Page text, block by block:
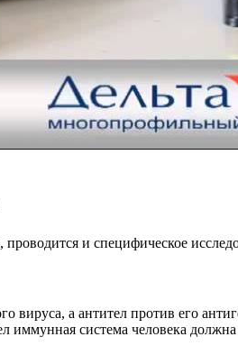
и специфическое
вируса, а антител против его
иммунная система человека